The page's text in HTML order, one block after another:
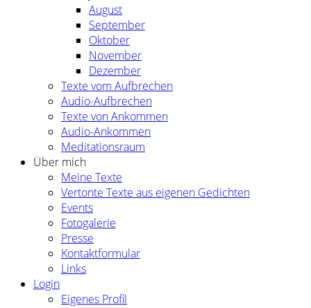
August
September
Oktober
November
Dezember
Texte vom Aufbrechen
Audio-Aufbrechen
Texte von Ankommen
Audio-Ankommen
Meditationsraum
Über mich
Meine Texte
Vertonte Texte aus eigenen Gedichten
Events
Fotogalerie
Presse
Kontaktformular
Links
Login
Eigenes Profil